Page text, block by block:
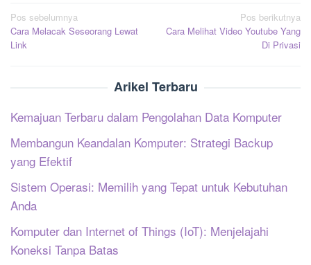
Navigasi
pos
Pos sebelumnya
Cara Melacak Seseorang Lewat
Link
Pos berikutnya
Cara Melihat Video Youtube Yang
Di Privasi
Arikel Terbaru
Kemajuan Terbaru dalam Pengolahan Data Komputer
Membangun Keandalan Komputer: Strategi Backup
yang Efektif
Sistem Operasi: Memilih yang Tepat untuk Kebutuhan
Anda
Komputer dan Internet of Things (IoT): Menjelajahi
Koneksi Tanpa Batas